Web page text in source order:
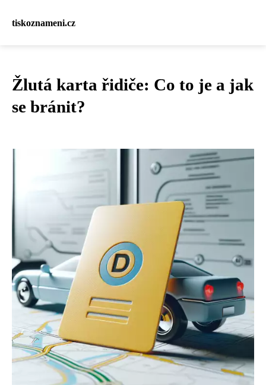
tiskoznameni.cz
Žlutá karta řidiče: Co to je a jak
se bránit?